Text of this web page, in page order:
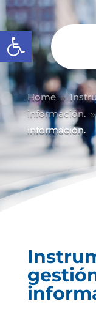
Abrir barra de
Home 9
información.
información.